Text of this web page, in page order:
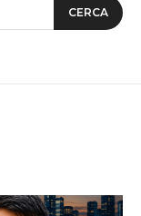
CERCA